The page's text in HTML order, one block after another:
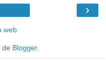
›
web
de Blogger.